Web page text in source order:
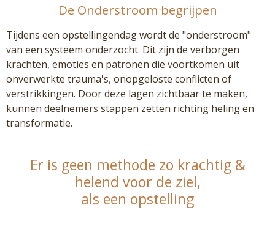
De Onderstroom begrijpen
Tijdens een opstellingendag wordt de "onderstroom"
van een systeem onderzocht. Dit zijn de verborgen
krachten, emoties en patronen die voortkomen uit
onverwerkte trauma's, onopgeloste conflicten of
verstrikkingen. Door deze lagen zichtbaar te maken,
kunnen deelnemers stappen zetten richting heling en
transformatie.
Er is geen methode zo krachtig &
helend voor de ziel,
als een opstelling